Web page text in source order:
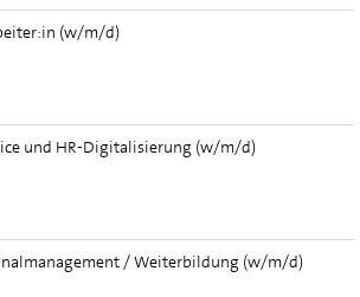
(w/m/d)
und HR-Digitalisierung (w/m/d)
/ Weiterbildung (w/m/d)